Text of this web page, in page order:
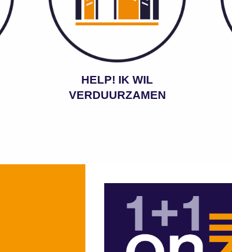
HELP! IK WIL
VERDUURZAMEN